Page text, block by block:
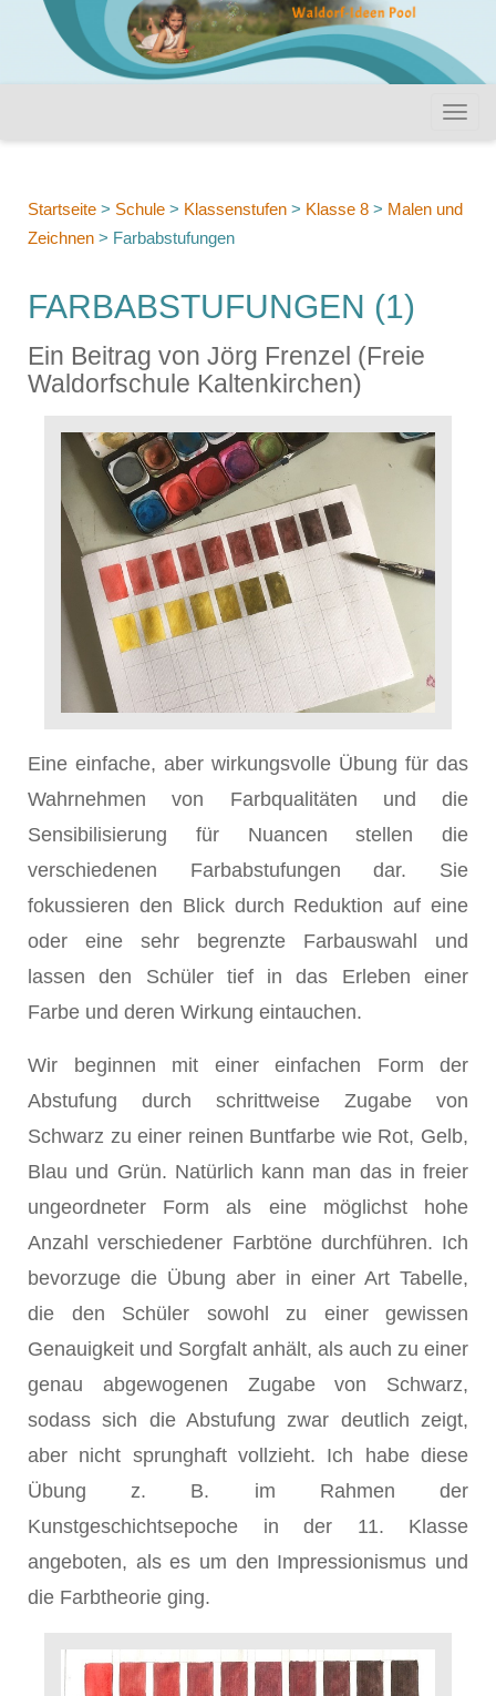
Startseite > Schule > Klassenstufen > Klasse 8 > Malen und
Zeichnen > Farbabstufungen
FARBABSTUFUNGEN (1)
Ein Beitrag von Jörg Frenzel (Freie
Waldorfschule Kaltenkirchen)
Eine einfache, aber wirkungsvolle Übung für das
Wahrnehmen von Farbqualitäten und die
Sensibilisierung für Nuancen stellen die
verschiedenen Farbabstufungen dar. Sie
fokussieren den Blick durch Reduktion auf eine
oder eine sehr begrenzte Farbauswahl und
lassen den Schüler tief in das Erleben einer
Farbe und deren Wirkung eintauchen.
Wir beginnen mit einer einfachen Form der
Abstufung durch schrittweise Zugabe von
Schwarz zu einer reinen Buntfarbe wie Rot, Gelb,
Blau und Grün. Natürlich kann man das in freier
ungeordneter Form als eine möglichst hohe
Anzahl verschiedener Farbtöne durchführen. Ich
bevorzuge die Übung aber in einer Art Tabelle,
die den Schüler sowohl zu einer gewissen
Genauigkeit und Sorgfalt anhält, als auch zu einer
genau abgewogenen Zugabe von Schwarz,
sodass sich die Abstufung zwar deutlich zeigt,
aber nicht sprunghaft vollzieht. Ich habe diese
Übung z. B. im Rahmen der
Kunstgeschichtsepoche in der 11. Klasse
angeboten, als es um den Impressionismus und
die Farbtheorie ging.